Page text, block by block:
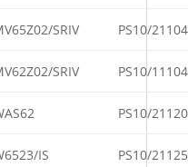
SRIV PS10/21104
SRIV PS10/11104
PS10/21120
IS PS10/21125